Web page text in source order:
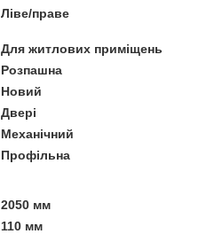
Ліве/праве
Для житлових приміщень
Розпашна
Новий
Двері
Механічний
Профільна
2050 мм
110 мм